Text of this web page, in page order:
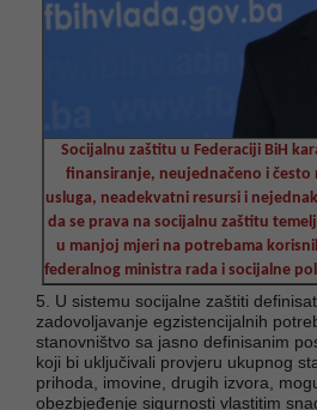
Socijalnu zaštitu u Federaciji BiH
finansiranje, neujednačeno i
usluga, neadekvatni resursi i
da se prava na socijalnu zaštitu
u manjoj mjeri na potrebama
federalnog ministra rada i socijalne
5. U sistemu socijalne zaštiti
zadovoljavanje egzistencijalnih
stanovništvo sa jasno definisanim
koji bi uključivali provjeru ukupnog
prihoda, imovine, drugih izvora,
obezbjeđenje sigurnosti vlastitim